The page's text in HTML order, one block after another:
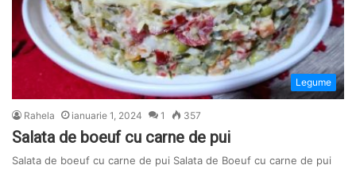
Legume
Rahela ianuarie 1, 2024 1 357
Salata de boeuf cu carne de pui
Salata de boeuf cu carne de pui Salata de Boeuf cu carne de pui